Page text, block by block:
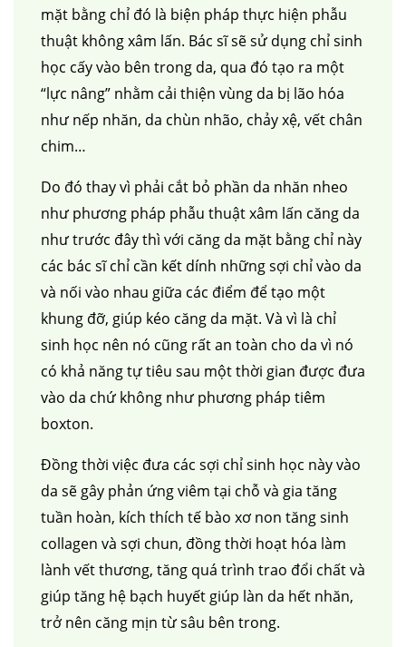
mặt bằng chỉ đó là biện pháp thực hiện phẫu
thuật không xâm lấn. Bác sĩ sẽ sử dụng chỉ sinh
học cấy vào bên trong da, qua đó tạo ra một
“lực nâng” nhằm cải thiện vùng da bị lão hóa
như nếp nhăn, da chùn nhão, chảy xệ, vết chân
chim…
Do đó thay vì phải cắt bỏ phần da nhăn nheo
như phương pháp phẫu thuật xâm lấn căng da
như trước đây thì với căng da mặt bằng chỉ này
các bác sĩ chỉ cần kết dính những sợi chỉ vào da
và nối vào nhau giữa các điểm để tạo một
khung đỡ, giúp kéo căng da mặt. Và vì là chỉ
sinh học nên nó cũng rất an toàn cho da vì nó
có khả năng tự tiêu sau một thời gian được đưa
vào da chứ không như phương pháp tiêm
boxton.
Đồng thời việc đưa các sợi chỉ sinh học này vào
da sẽ gây phản ứng viêm tại chỗ và gia tăng
tuần hoàn, kích thích tế bào xơ non tăng sinh
collagen và sợi chun, đồng thời hoạt hóa làm
lành vết thương, tăng quá trình trao đổi chất và
giúp tăng hệ bạch huyết giúp làn da hết nhăn,
trở nên căng mịn từ sâu bên trong.